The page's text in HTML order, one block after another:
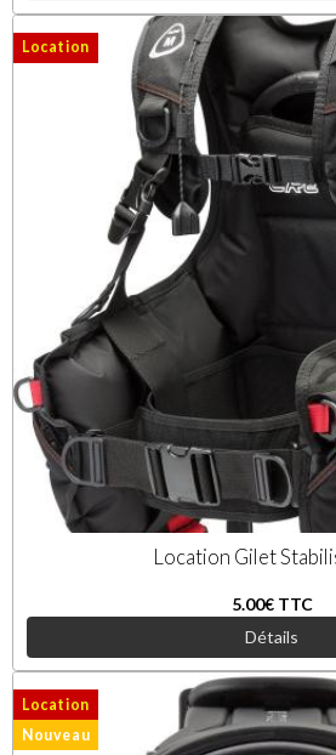
Location
Location Gilet
5.00€ TTC
Détails
Location
Nouveau